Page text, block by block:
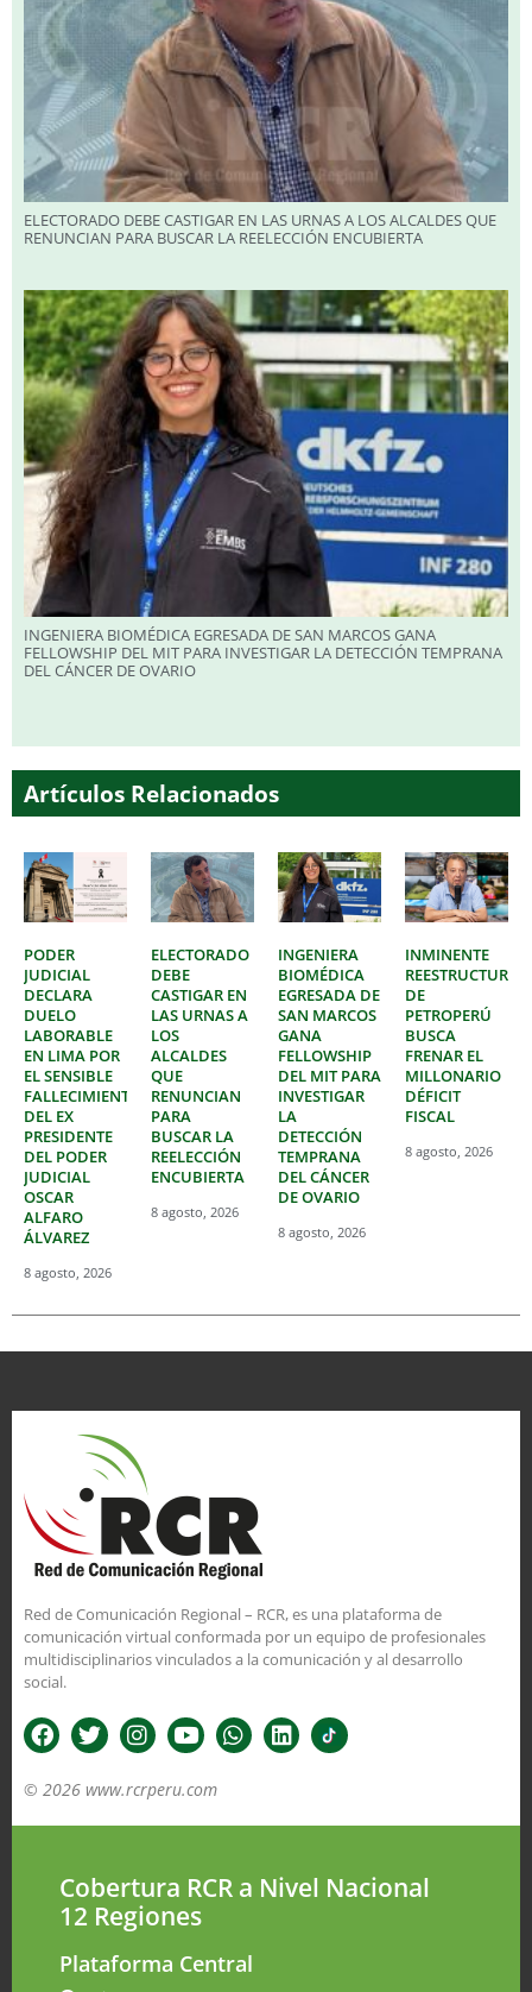
ELECTORADO DEBE CASTIGAR EN LAS URNAS A LOS ALCALDES QUE
RENUNCIAN PARA BUSCAR LA REELECCIÓN ENCUBIERTA
INGENIERA BIOMÉDICA EGRESADA DE SAN MARCOS GANA
FELLOWSHIP DEL MIT PARA INVESTIGAR LA DETECCIÓN TEMPRANA
DEL CÁNCER DE OVARIO
Artículos Relacionados
PODER
JUDICIAL
DECLARA
DUELO
LABORABLE
EN LIMA POR
EL SENSIBLE
FALLECIMIENTO
DEL EX
PRESIDENTE
DEL PODER
JUDICIAL
OSCAR
ALFARO
ÁLVAREZ
8 agosto, 2026
ELECTORADO
DEBE
CASTIGAR EN
LAS URNAS A
LOS
ALCALDES
QUE
RENUNCIAN
PARA
BUSCAR LA
REELECCIÓN
ENCUBIERTA
8 agosto, 2026
INGENIERA
BIOMÉDICA
EGRESADA DE
SAN MARCOS
GANA
FELLOWSHIP
DEL MIT PARA
INVESTIGAR
LA
DETECCIÓN
TEMPRANA
DEL CÁNCER
DE OVARIO
8 agosto, 2026
INMINENTE
DE
PETROPERÚ
BUSCA
FRENAR EL
MILLONARIO
DÉFICIT
FISCAL
8 agosto, 2026
Red de Comunicación Regional – RCR, es una plataforma de
comunicación virtual conformada por un equipo de profesionales
multidisciplinarios vinculados a la comunicación y al desarrollo
social.
© 2026 www.rcrperu.com
Cobertura RCR a Nivel Nacional
12 Regiones
Plataforma Central